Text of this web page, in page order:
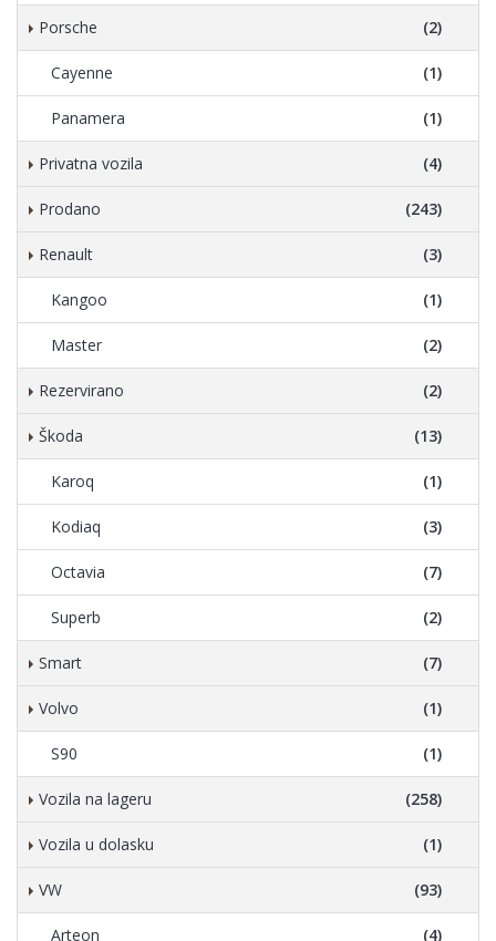
Porsche (2)
Cayenne (1)
Panamera (1)
Privatna vozila (4)
Prodano (243)
Renault (3)
Kangoo (1)
Master (2)
Rezervirano (2)
Škoda (13)
Karoq (1)
Kodiaq (3)
Octavia (7)
Superb (2)
Smart (7)
Volvo (1)
S90 (1)
Vozila na lageru (258)
Vozila u dolasku (1)
VW (93)
Arteon (4)